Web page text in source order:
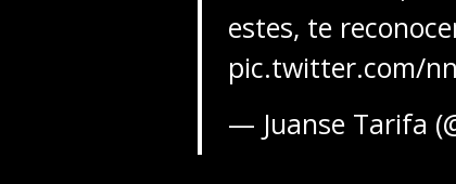
estes, te
pic.twitter.com/
— Juanse Tarifa